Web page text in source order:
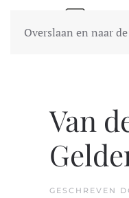
Overslaan en naar
Van
GESCHREVEN